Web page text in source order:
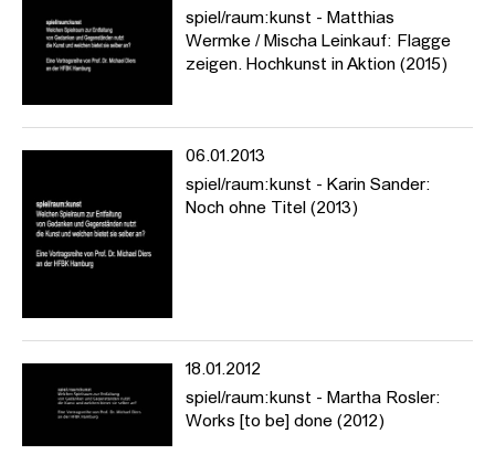
einzelnen Bezugsfelder und nach den besonderen Möglichkeiten
und Chancen für Erkenntnis, künstlerische Arbeit und ästhetische
Erfahrung.
Welchen Spielraum zur Entfaltung von Gedanken und
Gegenständen nutzt die Kunst und welchen bietet sie selber an?
In Vorträgen und Nachgesprächen möchte die Reihe jene
Möglichkeiten des Zusammenspiels ausloten, die aus der
Die Vortragsreihe »spiel/raum:kunst« stellt prominente
theoretische, historische und künstlerische Positionen vor, die
das Verhältnis von Kunst und Wissen/schaften sowie der Künste
untereinander zum Thema haben (Kunst + Natur, Mathematik,
spiel/raum:kunst - Matthias
Wermke / Mischa Leinkauf: Flagge
zeigen. Hochkunst in Aktion (2015)
06.01.2013
spiel/raum:kunst - Karin Sander:
Noch ohne Titel (2013)
18.01.2012
spiel/raum:kunst - Martha Rosler:
Works [to be] done (2012)